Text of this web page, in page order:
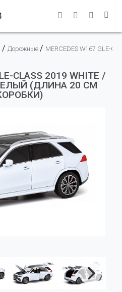
/ Дорожные / MERCEDES W167
CLASS 2019 WHITE /
(ДЛИНА 20 СМ